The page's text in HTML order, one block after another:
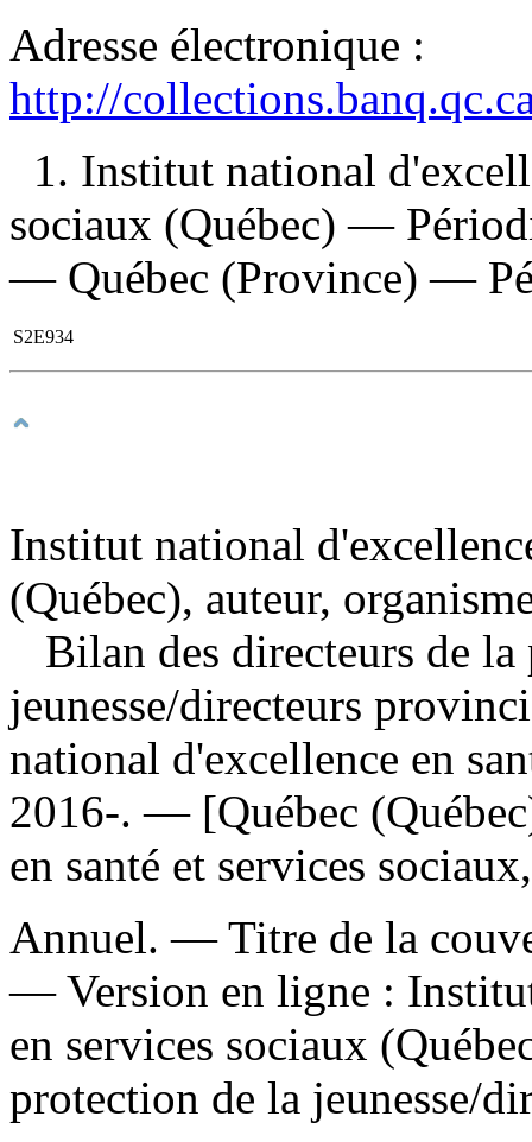
Adresse électronique :
http://
1. Institut national
sociaux (Québec) —
— Québec (Province) —
S2E934
Institut national
(Québec), auteur,
Bilan des directeurs de
jeunesse/directeurs
national d'excellence en
2016-. — [Québec
en santé et services
Annuel. — Titre de la
—Version en ligne :
en services sociaux
protection de la jeunesse/